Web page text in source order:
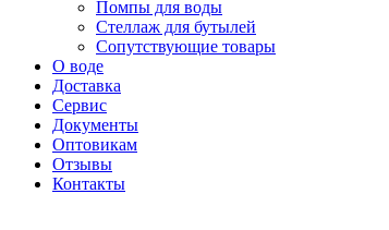
Помпы для воды
Стеллаж для бутылей
Сопутствующие товары
О воде
Доставка
Сервис
Документы
Оптовикам
Отзывы
Контакты